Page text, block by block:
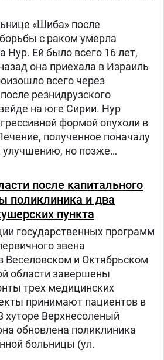
«Шиба» после
с раком умерла
Нур. Ей было всего 16 лет,
она приехала в Израиль
всего через
резнидрузского
на юге Сирии. Нур
формой опухоли в
полученное поначалу
улучшению, но позже
болезни. Нур попала на
гуманитарного
(«Кровные братья).
после капитального
поликлиника и два
пункта
государственных программ
звена
Веселовском и Октябрьском
области завершены
трех медицинских
принимают пациентов в
Верхнесоленый
обновлена поликлиника
больницы (ул.